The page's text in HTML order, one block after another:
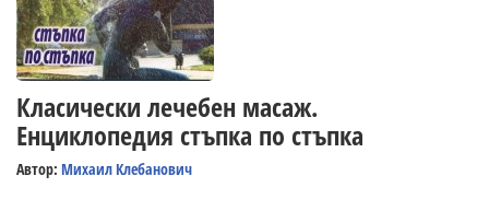
Класически лечебен масаж.
Енциклопедия стъпка по стъпка
Автор: Михаил Клебанович